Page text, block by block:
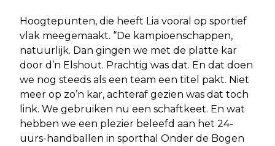
Hoogtepunten, die heeft Lia vooral op sportief
vlak meegemaakt. “De kampioenschappen,
natuurlijk. Dan gingen we met de platte kar
door d’n Elshout. Prachtig was dat. En dat doen
we nog steeds als een team een titel pakt. Niet
meer op zo’n kar, achteraf gezien was dat toch
link. We gebruiken nu een schaftkeet. En wat
hebben we een plezier beleefd aan het 24-
uurs-handballen in sporthal Onder de Bogen